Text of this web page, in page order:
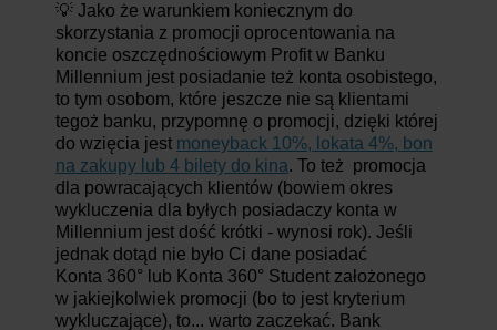
💡 Jako że warunkiem koniecznym do
skorzystania z promocji oprocentowania na
koncie oszczędnościowym Profit w Banku
Millennium jest posiadanie też konta osobistego,
to tym osobom, które jeszcze nie są klientami
tegoż banku, przypomnę o promocji, dzięki której
do wzięcia jest moneyback 10%, lokata 4%, bon
na zakupy lub 4 bilety do kina. To też promocja
dla powracających klientów (bowiem okres
wykluczenia dla byłych posiadaczy konta w
Millennium jest dość krótki - wynosi rok). Jeśli
jednak dotąd nie było Ci dane posiadać
Konta 360° lub Konta 360° Student założonego
w jakiejkolwiek promocji (bo to jest kryterium
wykluczające), to... warto zaczekać. Bank